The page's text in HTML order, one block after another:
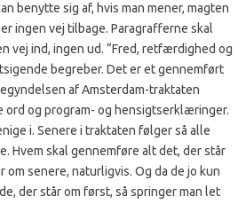
benytte sig af, hvis man mener, magten
ingen vej tilbage. Paragrafferne skal
vej ind, ingen ud. “Fred, retfærdighed og
begreber. Det er et gennemført
af Amsterdam-traktaten
og program- og hensigtserklæringer.
i. Senere i traktaten følger så alle
Hvem skal gennemføre alt det, der står
om senere, naturligvis. Og da de jo kun
der står om først, så springer man let